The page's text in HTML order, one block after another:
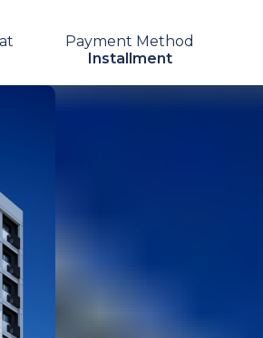
Payment Method
Installment